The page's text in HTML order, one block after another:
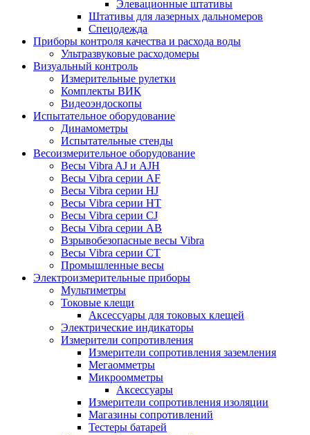
Элевационные штативы
Штативы для лазерных дальномеров
Спецодежда
Приборы контроля качества и расхода воды
Ультразвуковые расходомеры
Визуальный контроль
Измерительные рулетки
Комплекты ВИК
Видеоэндоскопы
Испытательное оборудование
Динамометры
Испытательные стенды
Весоизмерительное оборудование
Весы Vibra AJ и AJH
Весы Vibra серии AF
Весы Vibra серии HJ
Весы Vibra серии HT
Весы Vibra серии CJ
Весы Vibra серии AB
Взрывобезопасные весы Vibra
Весы Vibra серии CT
Промышленные весы
Электроизмерительные приборы
Мультиметры
Токовые клещи
Аксессуары для токовых клещей
Электрические индикаторы
Измерители сопротивления
Измерители сопротивления заземления
Мегаомметры
Микроомметры
Аксессуары
Измерители сопротивления изоляции
Магазины сопротивлений
Тестеры батарей